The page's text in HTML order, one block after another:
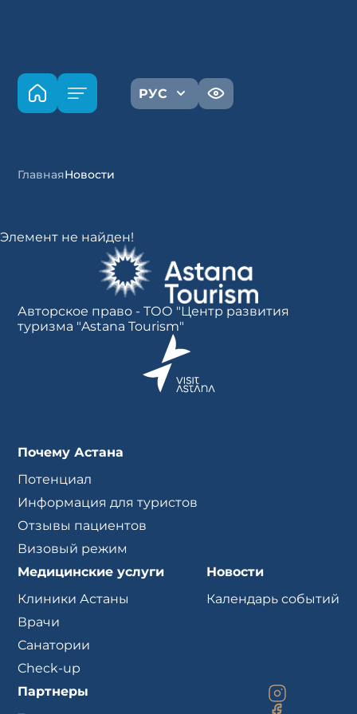
РУС
ГлавнаяНовости
Элемент не найден!
Авторское право - ТОО "Центр развития
туризма "Astana Tourism"
Почему Астана
Потенциал
Информация для туристов
Отзывы пациентов
Визовый режим
Медицинские услуги
Клиники Астаны
Врачи
Санатории
Check-up
Новости
Календарь событий
Партнеры